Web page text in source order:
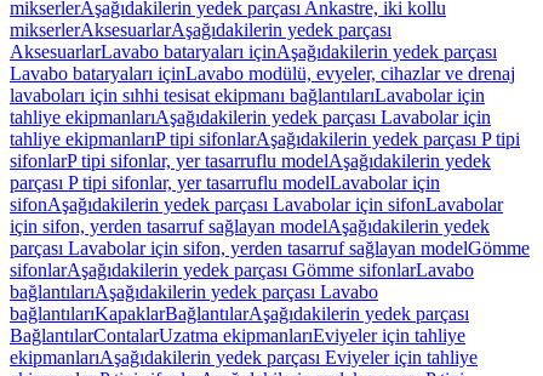
mikserlerAşağıdakilerin yedek parçası Ankastre, iki kollu
mikserlerAksesuarlarAşağıdakilerin yedek parçası
AksesuarlarLavabo bataryaları içinAşağıdakilerin yedek parçası
Lavabo bataryaları içinLavabo modülü, evyeler, cihazlar ve drenaj
lavaboları için sıhhi tesisat ekipmanı bağlantılarıLavabolar için
tahliye ekipmanlarıAşağıdakilerin yedek parçası Lavabolar için
tahliye ekipmanlarıP tipi sifonlarAşağıdakilerin yedek parçası P tipi
sifonlarP tipi sifonlar, yer tasarruflu modelAşağıdakilerin yedek
parçası P tipi sifonlar, yer tasarruflu modelLavabolar için
sifonAşağıdakilerin yedek parçası Lavabolar için sifonLavabolar
için sifon, yerden tasarruf sağlayan modelAşağıdakilerin yedek
parçası Lavabolar için sifon, yerden tasarruf sağlayan modelGömme
sifonlarAşağıdakilerin yedek parçası Gömme sifonlarLavabo
bağlantılarıAşağıdakilerin yedek parçası Lavabo
bağlantılarıKapaklarBağlantılarAşağıdakilerin yedek parçası
BağlantılarContalarUzatma ekipmanlarıEviyeler için tahliye
ekipmanlarıAşağıdakilerin yedek parçası Eviyeler için tahliye